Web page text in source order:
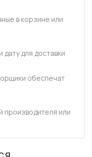
в корзине или
для доставки
обеспечат
производителя или